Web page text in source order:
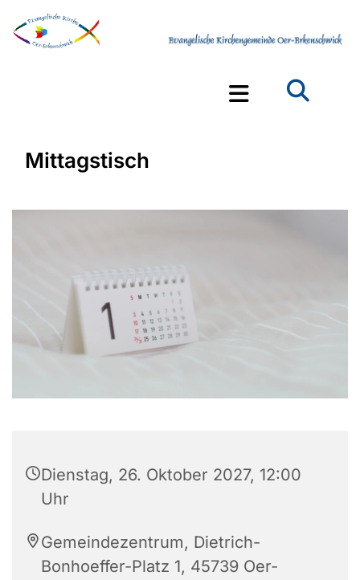
Mittagstisch
Dienstag, 26. Oktober 2027, 12:00
Uhr
Gemeindezentrum, Dietrich-
Bonhoeffer-Platz 1, 45739 Oer-